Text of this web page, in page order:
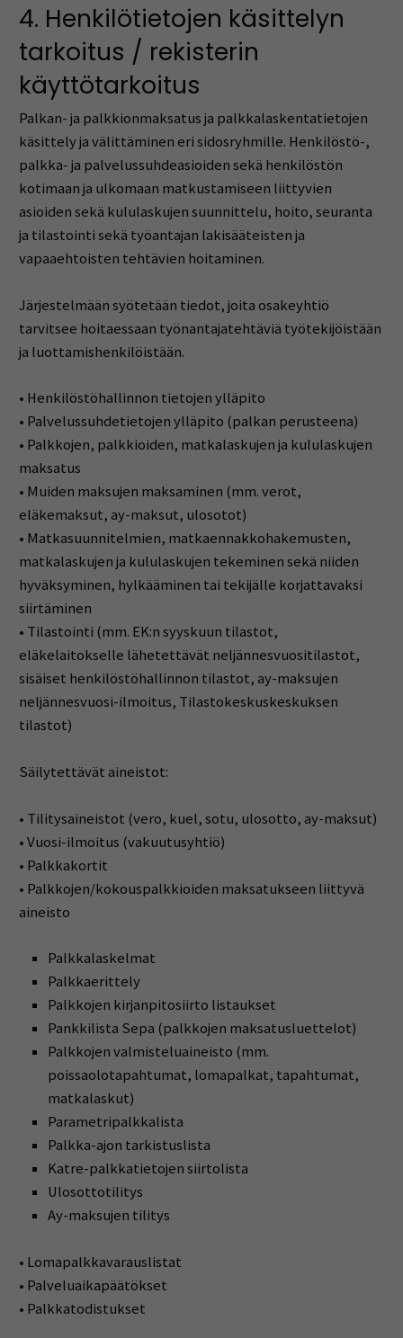
4. Henkilötietojen käsittelyn
tarkoitus / rekisterin
käyttötarkoitus
Palkan- ja palkkionmaksatus ja palkkalaskentatietojen
käsittely ja välittäminen eri sidosryhmille. Henkilöstö-,
palkka- ja palvelussuhdeasioiden sekä henkilöstön
kotimaan ja ulkomaan matkustamiseen liittyvien
asioiden sekä kululaskujen suunnittelu, hoito, seuranta
ja tilastointi sekä työantajan lakisääteisten ja
vapaaehtoisten tehtävien hoitaminen.
Järjestelmään syötetään tiedot, joita osakeyhtiö
tarvitsee hoitaessaan työnantajatehtäviä työtekijöistään
ja luottamishenkilöistään.
• Henkilöstöhallinnon tietojen ylläpito
• Palvelussuhdetietojen ylläpito (palkan perusteena)
• Palkkojen, palkkioiden, matkalaskujen ja kululaskujen
maksatus
• Muiden maksujen maksaminen (mm. verot,
eläkemaksut, ay-maksut, ulosotot)
• Matkasuunnitelmien, matkaennakkohakemusten,
matkalaskujen ja kululaskujen tekeminen sekä niiden
hyväksyminen, hylkääminen tai tekijälle korjattavaksi
siirtäminen
• Tilastointi (mm. EK:n syyskuun tilastot,
eläkelaitokselle lähetettävät neljännesvuositilastot,
sisäiset henkilöstöhallinnon tilastot, ay-maksujen
neljännesvuosi-ilmoitus, Tilastokeskuskeskuksen
tilastot)
Säilytettävät aineistot:
• Tilitysaineistot (vero, kuel, sotu, ulosotto, ay-maksut)
• Vuosi-ilmoitus (vakuutusyhtiö)
• Palkkakortit
• Palkkojen/kokouspalkkioiden maksatukseen liittyvä
aineisto
Palkkalaskelmat
Palkkaerittely
Palkkojen kirjanpitosiirto listaukset
Pankkilista Sepa (palkkojen maksatusluettelot)
Palkkojen valmisteluaineisto (mm.
poissaolotapahtumat, lomapalkat, tapahtumat,
matkalaskut)
Parametripalkkalista
Palkka-ajon tarkistuslista
Katre-palkkatietojen siirtolista
Ulosottotilitys
Ay-maksujen tilitys
• Lomapalkkavarauslistat
• Palveluaikapäätökset
• Palkkatodistukset